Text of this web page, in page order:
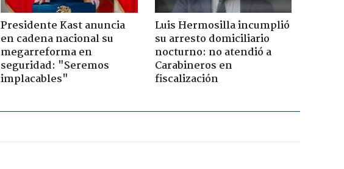
Presidente Kast anuncia
en cadena nacional su
megarreforma en
seguridad: "Seremos
implacables"
Luis Hermosilla incumplió
su arresto domiciliario
nocturno: no atendió a
Carabineros en
fiscalización